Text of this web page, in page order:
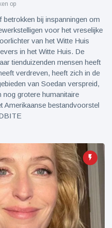
op
bij inspanningen om
voor het vreselijke
van het Witte Huis
in het Witte Huis. De
tienduizenden mensen heeft
verdreven, heeft zich in de
van Soedan verspreid,
nog grotere humanitaire
Amerikaanse bestandvoorstel